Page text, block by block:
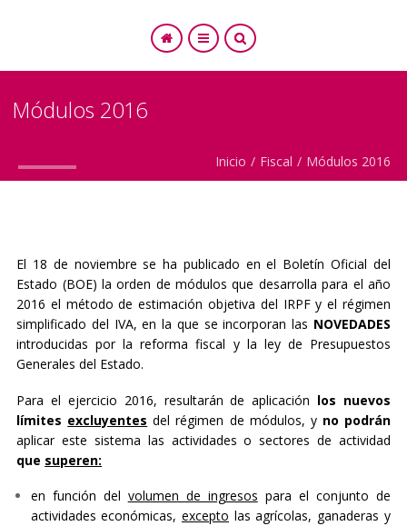
Módulos 2016
Inicio / Fiscal / Módulos 2016
El 18 de noviembre se ha publicado en el Boletín Oficial del
Estado (BOE) la orden de módulos que desarrolla para el año
2016 el método de estimación objetiva del IRPF y el régimen
simplificado del IVA, en la que se incorporan las NOVEDADES
introducidas por la reforma fiscal y la ley de Presupuestos
Generales del Estado.
Para el ejercicio 2016, resultarán de aplicación los nuevos
límites excluyentes del régimen de módulos, y no podrán
aplicar este sistema las actividades o sectores de actividad
que superen:
en función del volumen de ingresos para el conjunto de
actividades económicas, excepto las agrícolas, ganaderas y